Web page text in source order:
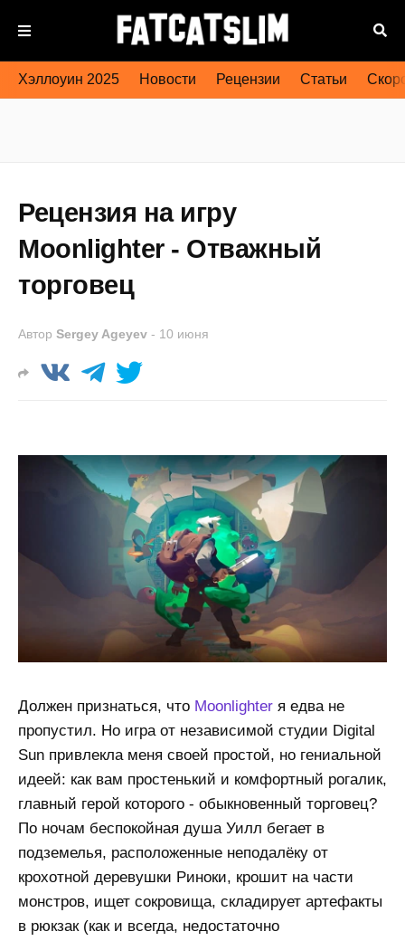
Хэллоуин 2025 Новости Рецензии Статьи
Рецензия на игру
Moonlighter - Отважный
торговец
Автор Sergey Ageyev - 10 июня
Должен признаться, что Moonlighter я едва не
пропустил. Но игра от независимой студии Digital
Sun привлекла меня своей простой, но гениальной
идеей: как вам простенький и комфортный рогалик,
главный герой которого - обыкновенный торговец?
По ночам беспокойная душа Уилл бегает в
подземелья, расположенные неподалёку от
крохотной деревушки Риноки, крошит на части
монстров, ищет сокровища, складирует артефакты
в рюкзак (как и всегда, недостаточно